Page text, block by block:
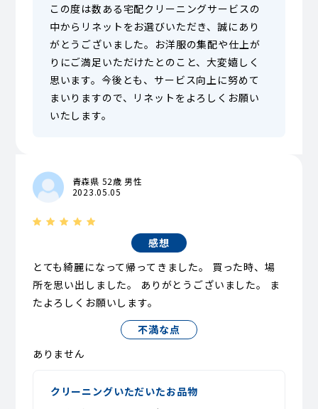
この度は数ある宅配クリーニングサービスの
中からリネットをお選びいただき、誠にあり
がとうございました。お洋服の集配や仕上が
りにご満足いただけたとのこと、大変嬉しく
思います。今後とも、サービス向上に努めて
まいりますので、リネットをよろしくお願い
いたします。
青森県 52歳 男性
2023.05.05
感想
とても綺麗になって帰ってきました。 買った時、場
所を思い出しました。 ありがとうございました。 ま
たよろしくお願いします。
不満な点
ありません
クリーニングいただいたお品物